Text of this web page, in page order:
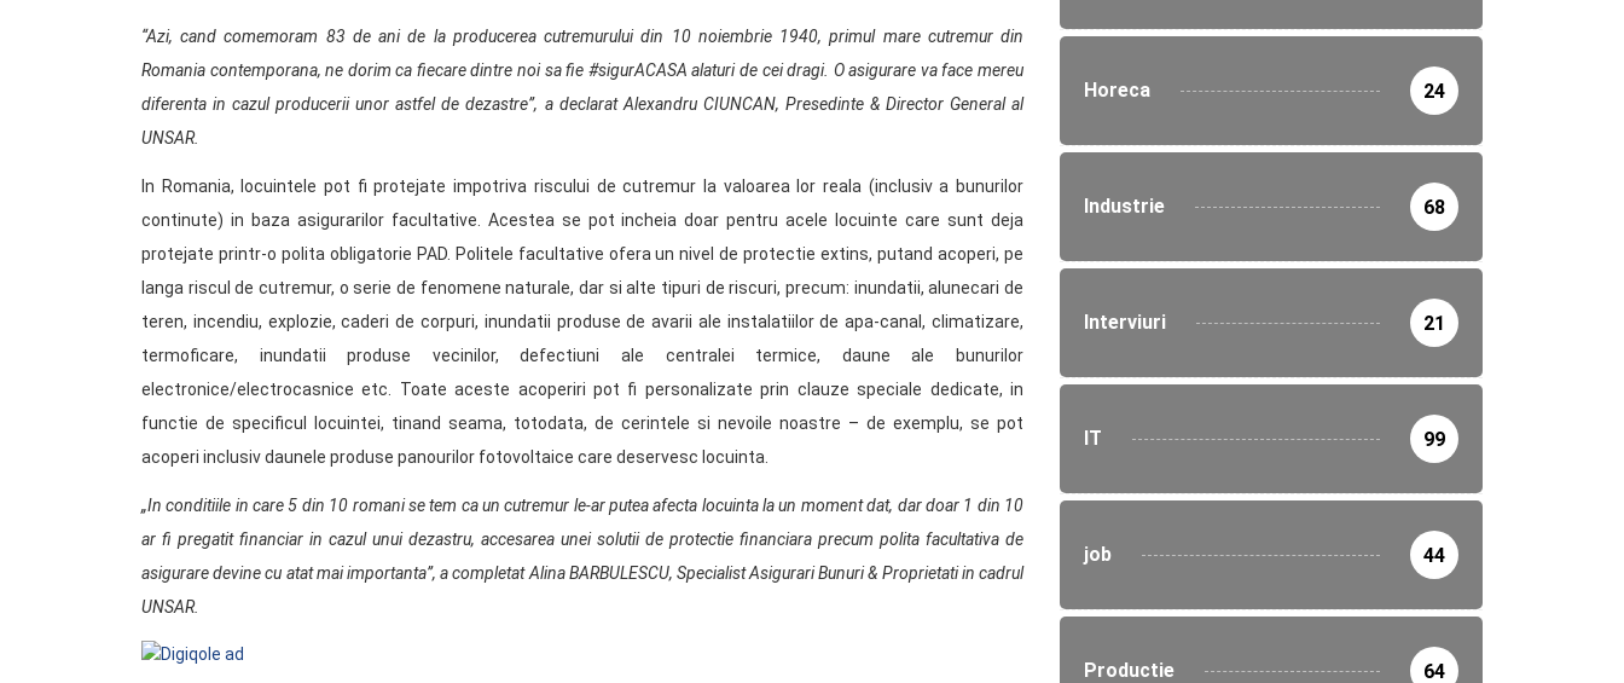
“Azi, cand comemoram 83 de ani de la producerea cutremurului din 10 noiembrie 1940, primul mare cutremur din
Romania contemporana, ne dorim ca fiecare dintre noi sa fie #sigurACASA alaturi de cei dragi. O asigurare va face mereu
diferenta in cazul producerii unor astfel de dezastre”, a declarat Alexandru CIUNCAN, Presedinte & Director General al
UNSAR.
In Romania, locuintele pot fi protejate impotriva riscului de cutremur la valoarea lor reala (inclusiv a bunurilor
continute) in baza asigurarilor facultative. Acestea se pot incheia doar pentru acele locuinte care sunt deja
protejate printr-o polita obligatorie PAD. Politele facultative ofera un nivel de protectie extins, putand acoperi, pe
langa riscul de cutremur, o serie de fenomene naturale, dar si alte tipuri de riscuri, precum: inundatii, alunecari de
teren, incendiu, explozie, caderi de corpuri, inundatii produse de avarii ale instalatiilor de apa-canal, climatizare,
termoficare, inundatii produse vecinilor, defectiuni ale centralei termice, daune ale bunurilor
electronice/electrocasnice etc. Toate aceste acoperiri pot fi personalizate prin clauze speciale dedicate, in
functie de specificul locuintei, tinand seama, totodata, de cerintele si nevoile noastre – de exemplu, se pot
acoperi inclusiv daunele produse panourilor fotovoltaice care deservesc locuinta.
„In conditiile in care 5 din 10 romani se tem ca un cutremur le-ar putea afecta locuinta la un moment dat, dar doar 1 din 10
ar fi pregatit financiar in cazul unui dezastru, accesarea unei solutii de protectie financiara precum polita facultativa de
asigurare devine cu atat mai importanta”, a completat Alina BARBULESCU, Specialist Asigurari Bunuri & Proprietati in cadrul
UNSAR.
Horeca 24
Industrie 68
Interviuri 21
IT 99
job 44
Productie 64